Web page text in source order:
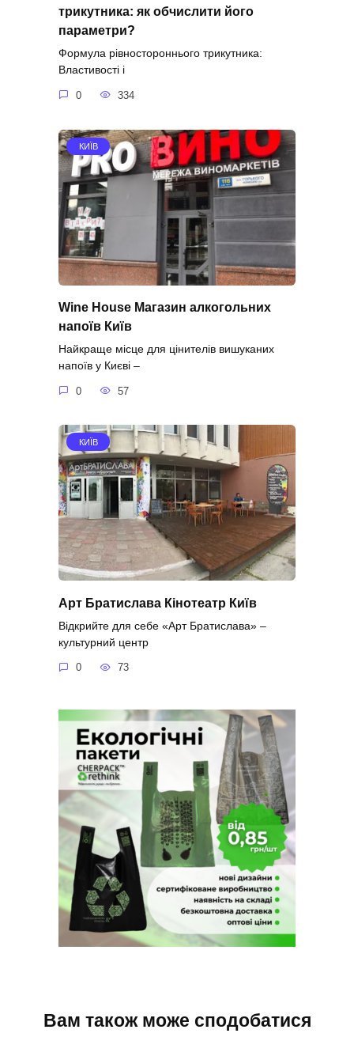
трикутника: як обчислити його
параметри?
Формула рівностороннього трикутника:
Властивості і
0 334
КИЇВ
Wine House Магазин алкогольних
напоїв Київ
Найкраще місце для цінителів вишуканих
напоїв у Києві –
0 57
КИЇВ
Арт Братислава Кінотеатр Київ
Відкрийте для себе «Арт Братислава» –
культурний центр
0 73
Вам також може сподобатися